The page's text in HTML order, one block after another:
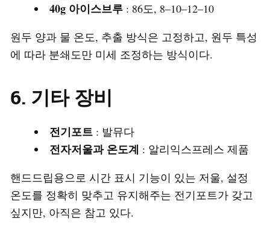
40g 아이스브루 : 86도, 8–10–12–10
원두 양과 물 온도, 추출 방식은 고정하고, 원두 특성
에 따라 분쇄도만 미세 조정하는 방식이다.
6. 기타 장비
전기포트 : 발뮤다
전자저울과 온도계 : 알리익스프레스 제품
핸드드립용으로 시간 표시 기능이 있는 저울, 설정
온도를 정확히 맞추고 유지해주는 전기포트가 갖고
싶지만, 아직은 참고 있다.